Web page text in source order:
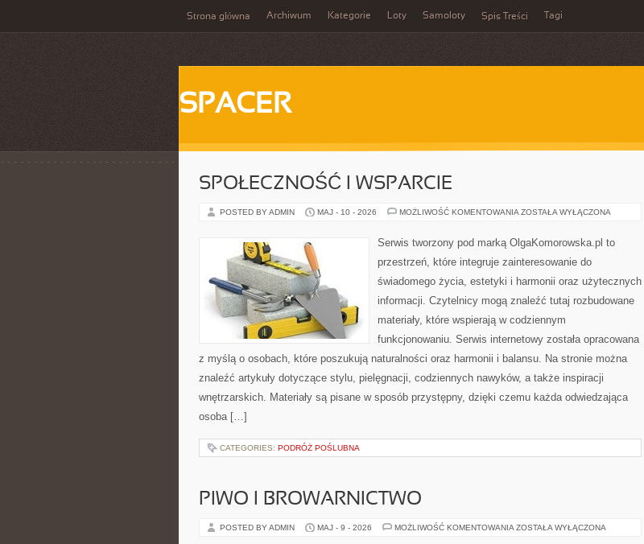
Strona główna Archiwum Kategorie Loty Samoloty Spis Treści Tagi
SPACER
SPOŁECZNOŚĆ I WSPARCIE
POSTED BY ADMIN MAJ - 10 - 2026 MOŻLIWOŚĆ KOMENTOWANIA SPOŁECZNOŚĆ
ZOSTAŁA WYŁĄCZONA
Serwis tworzony pod marką OlgaKomorowska.pl to
przestrzeń, które integruje zainteresowanie do
świadomego życia, estetyki i harmonii oraz użytecznych
informacji. Czytelnicy mogą znaleźć tutaj rozbudowane
materiały, które wspierają w codziennym
funkcjonowaniu. Serwis internetowy została opracowana
z myślą o osobach, które poszukują naturalności oraz harmonii i balansu. Na stronie można
znaleźć artykuły dotyczące stylu, pielęgnacji, codziennych nawyków, a także inspiracji
wnętrzarskich. Materiały są pisane w sposób przystępny, dzięki czemu każda odwiedzająca
osoba […]
CATEGORIES: PODRÓŻ POŚLUBNA
PIWO I BROWARNICTWO
POSTED BY ADMIN MAJ - 9 - 2026 MOŻLIWOŚĆ KOMENTOWANIA PIWO
ZOSTAŁA WYŁĄCZONA